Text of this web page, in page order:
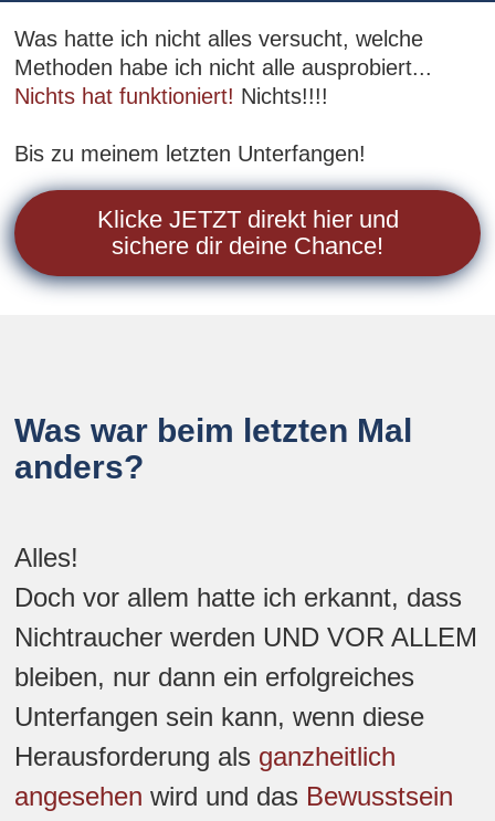
Was hatte ich nicht alles versucht, welche
Methoden habe ich nicht alle ausprobiert...
Nichts hat funktioniert! Nichts!!!!
Bis zu meinem letzten Unterfangen!
Klicke JETZT direkt hier und
sichere dir deine Chance!
Was war beim letzten Mal
anders?
Alles!
Doch vor allem hatte ich erkannt, dass
Nichtraucher werden UND VOR ALLEM
bleiben, nur dann ein erfolgreiches
Unterfangen sein kann, wenn diese
Herausforderung als ganzheitlich
angesehen wird und das Bewusstsein